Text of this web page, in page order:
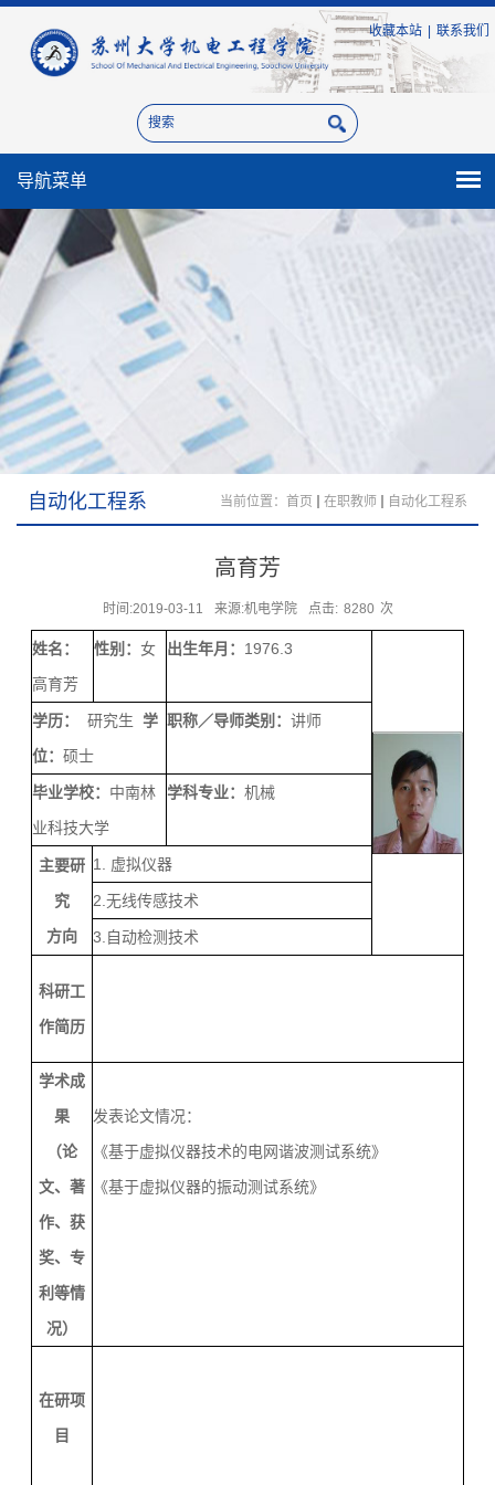
收藏本站 联系我们
导航菜单
自动化工程系 当前位置： 首页 在职教师 自动化工程系
高育芳
时间:2019-03-11 来源:机电学院 点击: 8280 次
姓名：
高育芳
性别： 女 出生年月： 1976.3
学历： 研究生 学
位： 硕士
职称／导师类别： 讲师
毕业学校： 中南林
业科技大学
学科专业： 机械
主要研
究
方向
1. 虚拟仪器
2.无线传感技术
3.自动检测技术
科研工
作简历
学术成
果
（论
文、著
作、获
奖、专
利等情
况）
发表论文情况：
《基于虚拟仪器技术的电网谐波测试系统》
《基于虚拟仪器的振动测试系统》
在研项
目